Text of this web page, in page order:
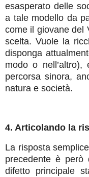
esasperato delle
a tale modello da
come il giovane del
scelta. Vuole la
disponga
modo o
percorsa sinora,
natura e società.
4. Articolando la
La risposta
precedente è però
difetto principale